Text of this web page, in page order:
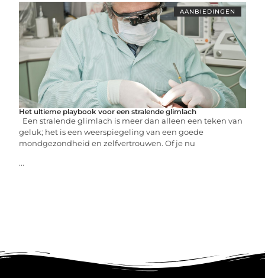
AANBIEDINGEN
Het ultieme playbook voor een stralende glimlach
Een stralende glimlach is meer dan alleen een teken van
geluk; het is een weerspiegeling van een goede
mondgezondheid en zelfvertrouwen. Of je nu
...